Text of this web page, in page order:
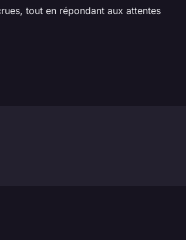
tout en répondant aux attentes